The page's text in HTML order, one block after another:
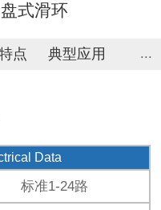
式滑环
点
典型应用
...
Data
标准1-24路